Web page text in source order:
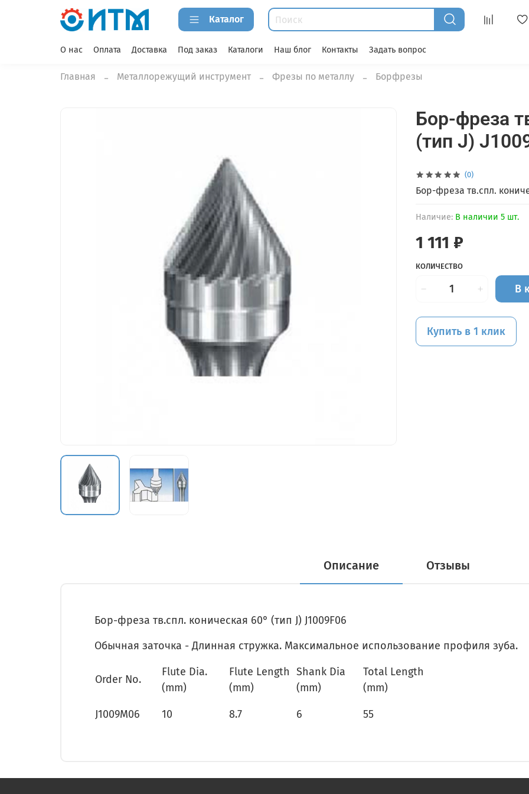
Каталог
О нас Оплата Доставка Под заказ Каталоги Наш блог Контакты Задать вопрос
Главная Металлорежущий инструмент Фрезы по металлу Борфрезы
(0)
Наличие: В наличии 5 шт.
Бор-фреза
(тип J)
1 111 ₽
КОЛИЧЕСТВО
В
Купить в 1 клик
Бор-фреза тв.спл.
Описание Отзывы
Бор-фреза тв.спл. коническая 60° (тип J) J1009F06
Обычная заточка - Длинная стружка. Максимальное использование профиля зуба.
Order No.
Flute Dia.
(mm)
Flute Length
(mm)
Shank Dia
(mm)
Total Length
(mm)
J1009M06 10 8.7 6 55